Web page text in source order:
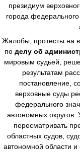
президиум
города
Жалобы, протесты на
по делу об
мировым судьей,
результатам
постановление,
верховные суды
федерального
автономных
пересматривать
областных судов,
автономной области и